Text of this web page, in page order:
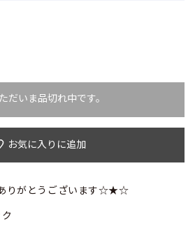
ただいま品切れ中です。
お気に入りに追加
りがとうございます☆★☆